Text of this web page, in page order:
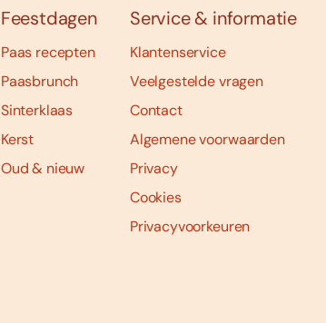
Feestdagen
Paas recepten
Paasbrunch
Sinterklaas
Kerst
Oud & nieuw
Service & informatie
Klantenservice
Veelgestelde vragen
Contact
Algemene voorwaarden
Privacy
Cookies
Privacyvoorkeuren